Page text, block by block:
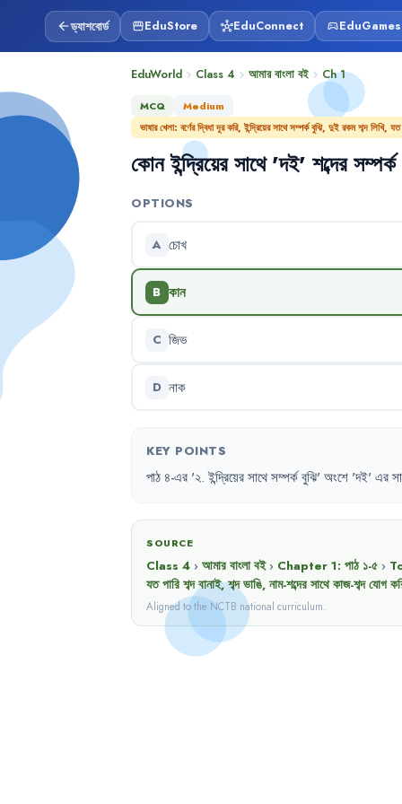
arrow_backড্যাশবোর্ড storefrontEduStore hubEduConnect sports_esportsEduGames
EduWorld chevron_right Class 4 chevron_right আমার বাংলা বই chevron_right Ch1
MCQ
Medium
ভাষার খেলা: বর্ণের দ্বিধা দূর করি, ইন্দ্রিয়ের সাথে সম্পর্ক বুঝি, দুই রকম শব্দ লিখি,
কোন ইন্দ্রিয়ের সাথে 'দই' শব্দের সম্পর্ক
OPTIONS
A চোখ
B কান
C জিভ
D নাক
KEY POINTS
পাঠ ৪-এর '২. ইন্দ্রিয়েরসাথেসম্পর্কবুঝি' অংশে 'দই' এর
SOURCE
Class 4 › আমার বাংলা বই › Chapter 1: পাঠ ১-৫ ›
যত পারি শব্দ বানাই, শব্দ ভাঙি, নাম-শব্দের সাথে কাজ-শব্দ
Aligned to the NCTB national curriculum.